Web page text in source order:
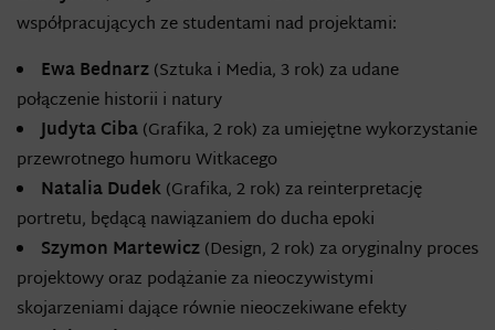
współpracujących ze studentami nad projektami:
Ewa Bednarz(Sztuka i Media, 3 rok) za udane
połączenie historii i natury
Judyta Ciba(Grafika, 2 rok) za umiejętne wykorzystanie
przewrotnego humoru Witkacego
Natalia Dudek(Grafika, 2 rok) za reinterpretację
portretu, będącą nawiązaniem do ducha epoki
Szymon Martewicz(Design, 2 rok) za oryginalny proces
projektowy oraz podążanie za nieoczywistymi
skojarzeniami dające równie nieoczekiwane efekty